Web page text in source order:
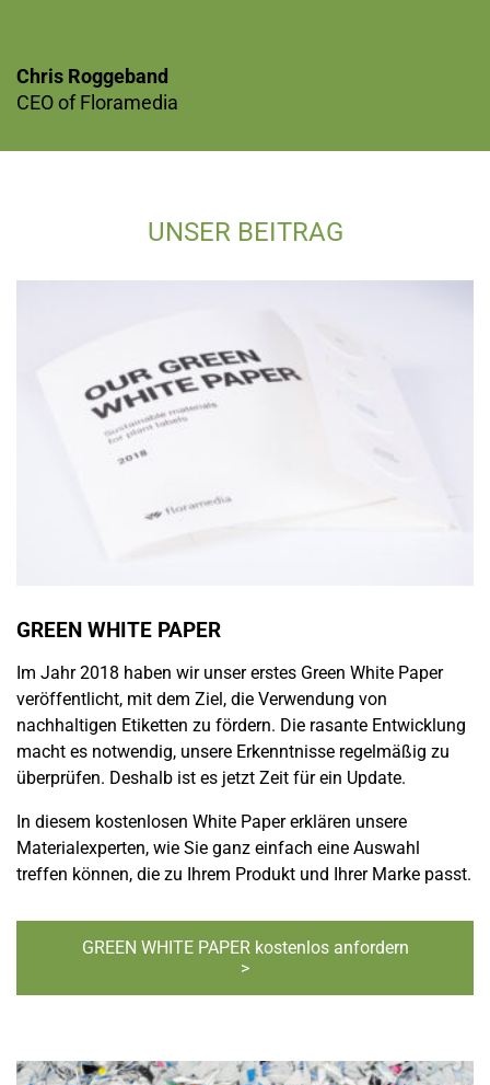
Chris Roggeband
CEO of Floramedia
UNSER BEITRAG
GREEN WHITE PAPER
Im Jahr 2018 haben wir unser erstes Green White Paper
veröffentlicht, mit dem Ziel, die Verwendung von
nachhaltigen Etiketten zu fördern. Die rasante Entwicklung
macht es notwendig, unsere Erkenntnisse regelmäßig zu
überprüfen. Deshalb ist es jetzt Zeit für ein Update.
In diesem kostenlosen White Paper erklären unsere
Materialexperten, wie Sie ganz einfach eine Auswahl
treffen können, die zu Ihrem Produkt und Ihrer Marke passt.
GREEN WHITE PAPER kostenlos anfordern
>